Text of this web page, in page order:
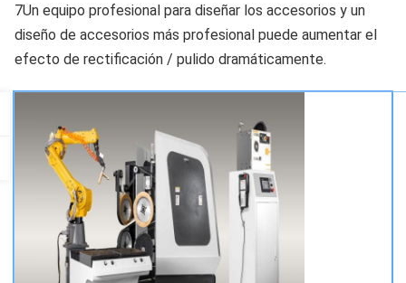
7Un equipo profesional para diseñar los accesorios y un
diseño de accesorios más profesional puede aumentar el
efecto de rectificación / pulido dramáticamente.